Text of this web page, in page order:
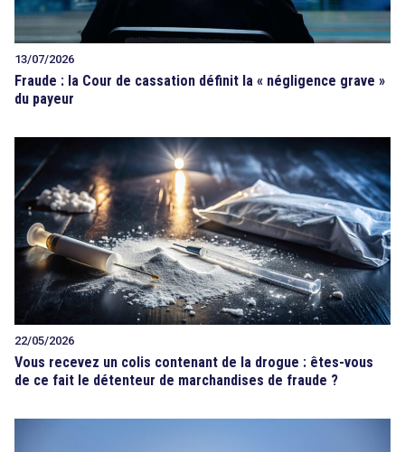
13/07/2026
Fraude : la Cour de cassation définit la « négligence grave »
du payeur
22/05/2026
Vous recevez un colis contenant de la drogue : êtes-vous
de ce fait le détenteur de marchandises de fraude ?